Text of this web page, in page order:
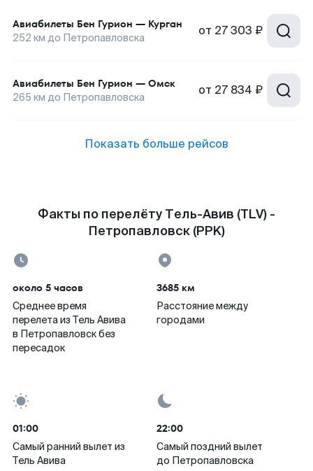
Авиабилеты Бен Гурион — Курган
252 км до Петропавловска от 27 303 ₽
Авиабилеты Бен Гурион — Омск
265 км до Петропавловска от 27 834 ₽
Показать больше рейсов
Факты по перелёту Тель-Авив (TLV) -
Петропавловск (PPK)
около 5 часов
Среднее время
перелета из Тель Авива
в Петропавловск без
пересадок
3685 км
Расстояние между
городами
01:00
Самый ранний вылет из
Тель Авива
22:00
Самый поздний вылет
до Петропавловска